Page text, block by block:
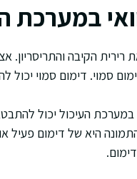
במערכת
רירית הקיבה
סמוי. דימום סמוי יכול
במערכת העיכול יכול
היא של דימום פעיל